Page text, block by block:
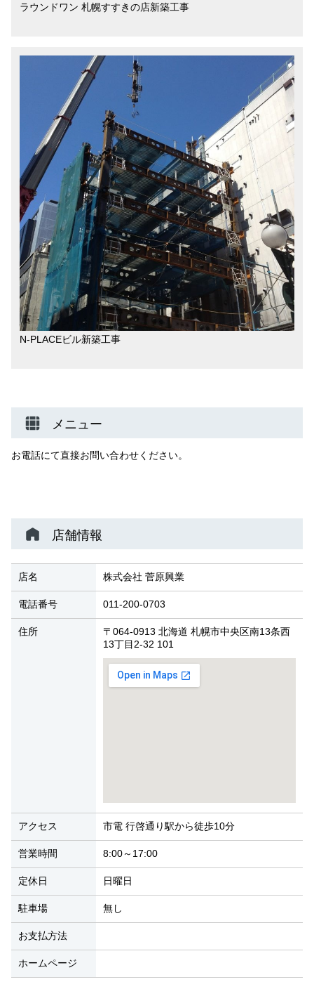
ラウンドワン 札幌すすきの店新築工事
N-PLACEビル新築工事
メニュー
お電話にて直接お問い合わせください。
店舗情報
店名 株式会社 菅原興業
電話番号 011-200-0703
住所
〒064-0913 北海道 札幌市中央区南13条西
13丁目2-32 101
アクセス 市電 行啓通り駅から徒歩10分
営業時間 8:00～17:00
定休日 日曜日
駐車場 無し
お支払方法
ホームページ